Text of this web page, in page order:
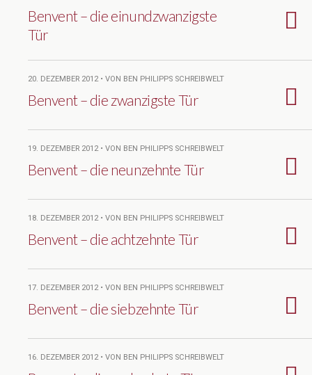
Benvent – die einundzwanzigste
Tür
20. DEZEMBER 2012 • VON BEN PHILIPPS SCHREIBWELT
Benvent – die zwanzigste Tür
19. DEZEMBER 2012 • VON BEN PHILIPPS SCHREIBWELT
Benvent – die neunzehnte Tür
18. DEZEMBER 2012 • VON BEN PHILIPPS SCHREIBWELT
Benvent – die achtzehnte Tür
17. DEZEMBER 2012 • VON BEN PHILIPPS SCHREIBWELT
Benvent – die siebzehnte Tür
16. DEZEMBER 2012 • VON BEN PHILIPPS SCHREIBWELT